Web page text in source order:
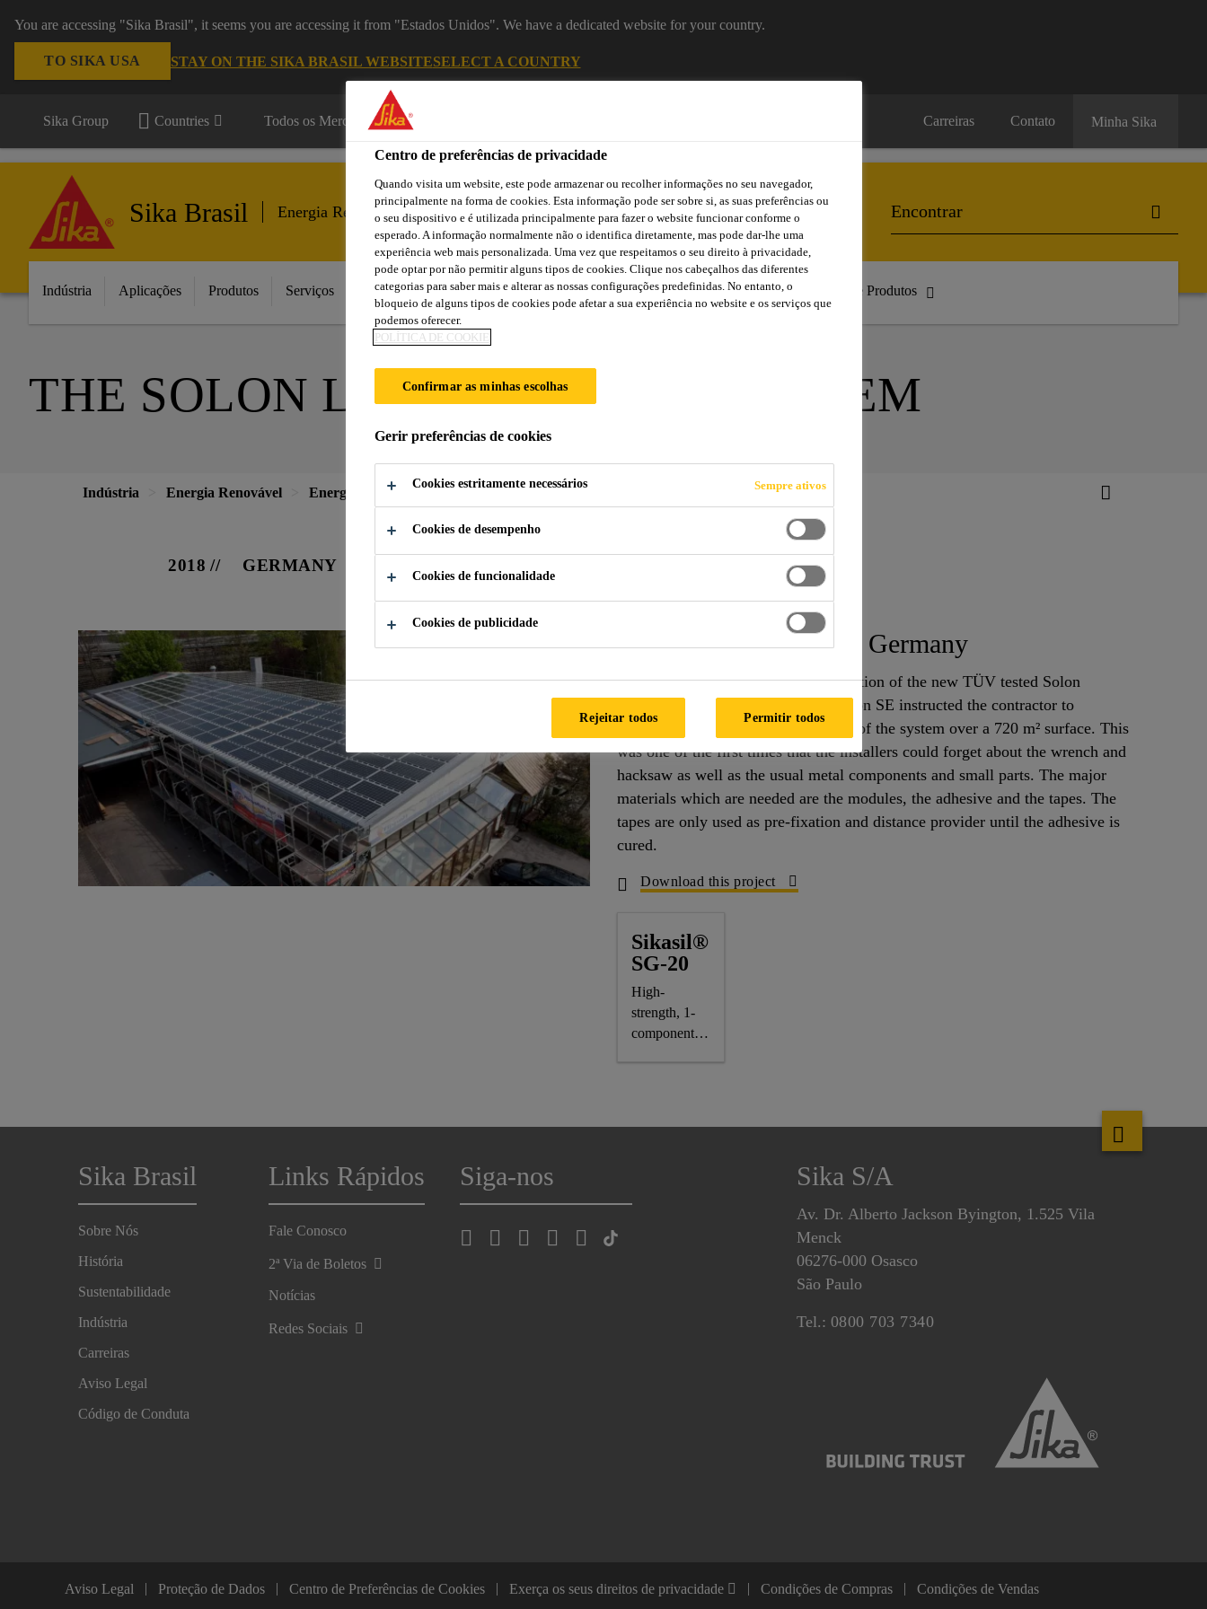
You are accessing "Sika Brasil", it seems you are accessing it from "Estados Unidos". We have a dedicated website for your country.
TO SIKA USA STAY ON THE SIKA BRASIL WEBSITESELECT A COUNTRY
Sika Group Countries Todos os Mercados Carreiras Contato Minha Sika
Sika Brasil Energia Renovável
Indústria Aplicações Produtos Serviços Inovação Atendimento Técnico Indústria Centro de Downloads Catálogo de Produtos
THE SOLON LIGHTWEIGHT© SYSTEM
Indústria Energia Renovável Energia Solar The Solon LightWeight© System
2018 GERMANY
Project “Lappersdorf”, Germany
This project is the first actual installation of the new TÜV tested Solon
LightWeight© System. Sika and Solon SE instructed the contractor to
perform successfully the installation of the system over a 720 m² surface. This
was one of the first times that the installers could forget about the wrench and
hacksaw as well as the usual metal components and small parts. The major
materials which are needed are the modules, the adhesive and the tapes. The
tapes are only used as pre-fixation and distance provider until the adhesive is
cured.
Download this project
Sikasil®
SG-20
High-
strength, 1-
component
Sika Brasil
Sobre Nós
História
Sustentabilidade
Indústria
Carreiras
Aviso Legal
Código de Conduta
Links Rápidos
Fale Conosco
2ª Via de Boletos
Notícias
Redes Sociais
Siga-nos Sika S/A
Av. Dr. Alberto Jackson Byington, 1.525 Vila
Menck
06276-000 Osasco
São Paulo
Tel.: 0800 703 7340
Aviso Legal Proteção de Dados Centro de Preferências de Cookies Exerça os seus direitos de privacidade Condições de Compras Condições de Vendas
Centro de preferências de privacidade
Quando visita um website, este pode armazenar ou recolher informações no seu navegador,
principalmente na forma de cookies. Esta informação pode ser sobre si, as suas preferências ou
o seu dispositivo e é utilizada principalmente para fazer o website funcionar conforme o
esperado. A informação normalmente não o identifica diretamente, mas pode dar-lhe uma
experiência web mais personalizada. Uma vez que respeitamos o seu direito à privacidade,
pode optar por não permitir alguns tipos de cookies. Clique nos cabeçalhos das diferentes
categorias para saber mais e alterar as nossas configurações predefinidas. No entanto, o
bloqueio de alguns tipos de cookies pode afetar a sua experiência no website e os serviços que
podemos oferecer.
POLÍTICA DE COOKIE
Confirmar as minhas escolhas
Gerir preferências de cookies
Cookies estritamente necessários Sempre ativos
Cookies de desempenho
Cookies de funcionalidade
Cookies de publicidade
Rejeitar todos Permitir todos